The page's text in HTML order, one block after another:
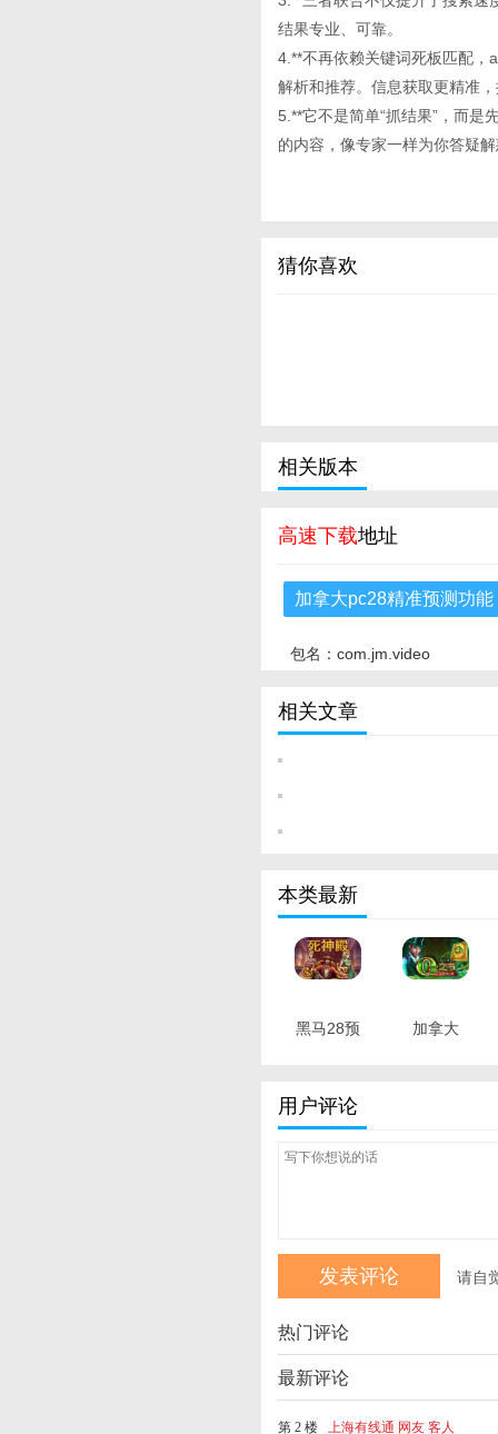
结果专业、可靠。
4.**不再依赖关键词死板匹配，
解析和推荐。信息获取更精准
5.**它不是简单“抓结果”，而是
的内容，像专家一样为你答疑
猜你喜欢
相关版本
高速下载地址
加拿大pc28精准预测功能
包名：com.jm.video
相关文章
本类最新
黑马28预
新版
加拿大
用户评论
请自
热门评论
最新评论
第 2 楼 上海有线通 网友 客人